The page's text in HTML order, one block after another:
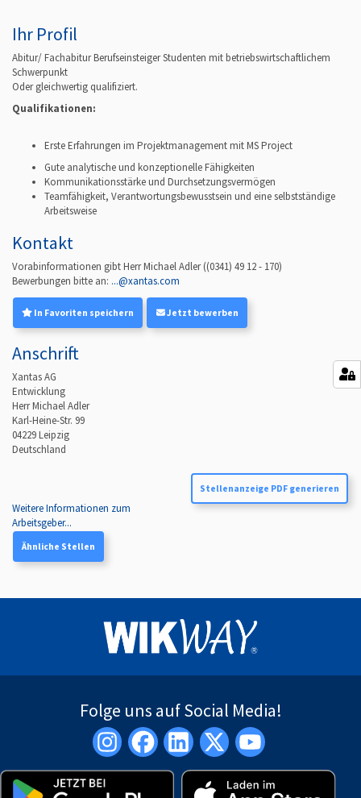
Ihr Profil
Abitur/ Fachabitur Berufseinsteiger Studenten mit betriebswirtschaftlichem
Schwerpunkt
Oder gleichwertig qualifiziert.
Qualifikationen:
Erste Erfahrungen im Projektmanagement mit MS Project
Gute analytische und konzeptionelle Fähigkeiten
Kommunikationsstärke und Durchsetzungsvermögen
Teamfähigkeit, Verantwortungsbewusstsein und eine selbstständige
Arbeitsweise
Kontakt
Vorabinformationen gibt Herr Michael Adler((0341) 49 12 - 170)
Bewerbungen bitte an: ...@xantas.com
In Favoriten speichern Jetzt bewerben
Anschrift
Xantas AG
Entwicklung
Herr Michael Adler
Karl-Heine-Str. 99
04229Leipzig
Deutschland
Stellenanzeige PDF generieren
Weitere Informationen zum
Arbeitsgeber...
Ähnliche Stellen
Folge uns auf Social Media!